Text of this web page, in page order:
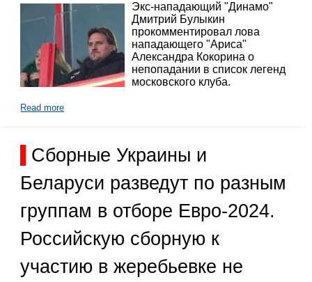
Экс-нападающий "Динамо"
Дмитрий Булыкин
прокомментировал лова
нападающего "Ариса"
Александра Кокорина о
непопадании в список легенд
московского клуба.
Read more
Сборные Украины и
Беларуси разведут по разным
группам в отборе Евро-2024.
Российскую сборную к
участию в жеребьевке не